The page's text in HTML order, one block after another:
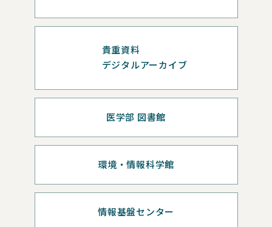
貴重資料
デジタルアーカイブ
医学部 図書館
環境・情報科学館
情報基盤センター